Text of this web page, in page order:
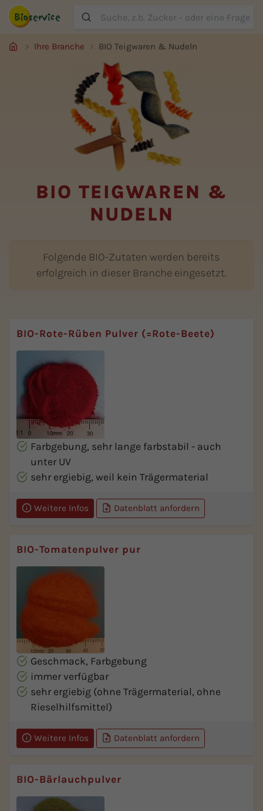
Suche
Ihre Branche BIO Teigwaren & Nudeln
BIO TEIGWAREN &
NUDELN
Folgende BIO-Zutaten werden bereits
erfolgreich in dieser Branche eingesetzt.
BIO-Rote-Rüben Pulver (=Rote-Beete)
Farbgebung, sehr lange farbstabil - auch
unter UV
sehr ergiebig, weil kein Trägermaterial
Weitere Infos Datenblatt anfordern
BIO-Tomatenpulver pur
Geschmack, Farbgebung
immer verfügbar
sehr ergiebig (ohne Trägermaterial, ohne
Rieselhilfsmittel)
Weitere Infos Datenblatt anfordern
BIO-Bärlauchpulver